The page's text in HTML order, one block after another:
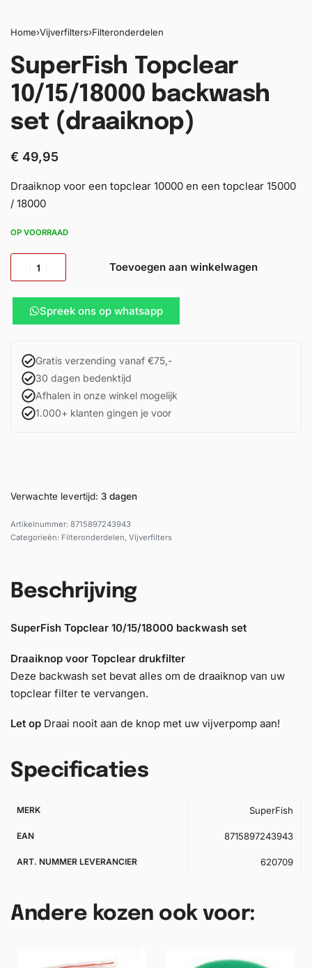
Home›Vijverfilters›Filteronderdelen
SuperFish Topclear
10/15/18000 backwash
set (draaiknop)
€ 49,95
Draaiknop voor een topclear 10000 en een topclear 15000
/ 18000
OP VOORRAAD
Toevoegen aan winkelwagen
Spreek ons op whatsapp
Gratis verzending vanaf €75,-
30 dagen bedenktijd
Afhalen in onze winkel mogelijk
1.000+ klanten gingen je voor
Verwachte levertijd: 3 dagen
8715897243943
Categorieën: Filteronderdelen, Vijverfilters
Beschrijving
SuperFish Topclear 10/15/18000 backwash set
Draaiknop voor Topclear drukfilter
Deze backwash set bevat alles om de draaiknop van uw
topclear filter te vervangen.
Let op Draai nooit aan de knop met uw vijverpomp aan!
Specificaties
MERK SuperFish
EAN 8715897243943
ART. NUMMER LEVERANCIER 620709
Andere kozen ook voor: